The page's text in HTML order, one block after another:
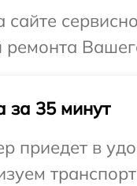
сайте
ремонта
за 35 минут
приедет в